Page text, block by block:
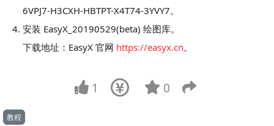
6VPJ7-H3CXH-HBTPT-X4T74-3YVY7。
安装 EasyX_20190529(beta) 绘图库。
下载地址：EasyX 官网 https://easyx.cn。
1 0
教程